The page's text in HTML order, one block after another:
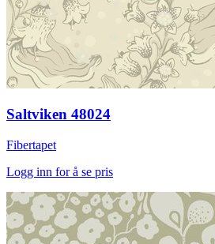
Saltviken 48024
Fibertapet
Logg inn for å se pris